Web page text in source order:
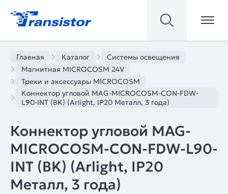
Главная Каталог
Системы освещения
Магнитная MICROCOSM 24V
Треки и аксессуары MICROCOSM
Коннектор угловой MAG-MICROCOSM-CON-FDW-
L90-INT (BK) (Arlight, IP20 Металл, 3 года)
Коннектор угловой MAG-
MICROCOSM-CON-FDW-L90-
INT (BK) (Arlight, IP20
Металл, 3 года)